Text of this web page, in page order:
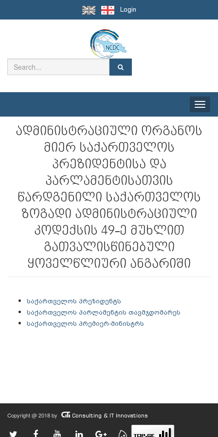
Login
Toggle
ადმინისტრაციული ორგანოს
მიერ საქართველოს
პრეზიდენტისა და
პარლამენტისათვის
წარდგენილი საქართველოს
ზოგადი ადმინისტრაციული
კოდექსის 49-­ე მუხლით
გათვალისწინებული
ყოველწლიური ანგარიში
საქართველოს პრეზიდენტს
საქართველოს პარლამენტის თავმჯდომარეს
საქართველოს პრემიერ-მინისტრს
Copyright @ 2018 by Consulting & IT Innovations